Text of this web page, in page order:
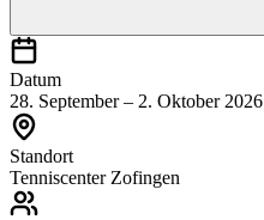
Datum
28. September – 2. Oktober 2026
Standort
Tenniscenter Zofingen